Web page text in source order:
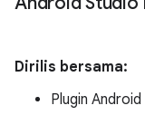
Dirilis bersama:
Plugin